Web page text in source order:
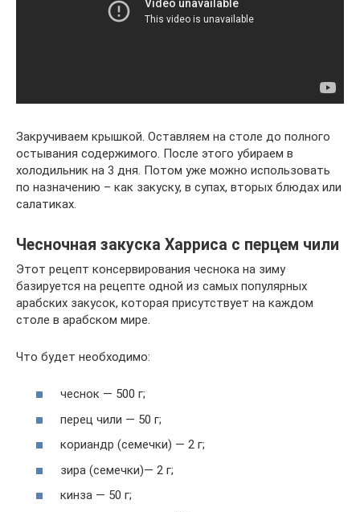
Закручиваем крышкой. Оставляем на столе до полного
остывания содержимого. После этого убираем в
холодильник на 3 дня. Потом уже можно использовать
по назначению – как закуску, в супах, вторых блюдах или
салатиках.
Чесночная закуска Харриса с перцем чили
Этот рецепт консервирования чеснока на зиму
базируется на рецепте одной из самых популярных
арабских закусок, которая присутствует на каждом
столе в арабском мире.
Что будет необходимо:
чеснок — 500 г;
перец чили — 50 г;
кориандр (семечки) — 2 г;
зира (семечки)— 2 г;
кинза — 50 г;